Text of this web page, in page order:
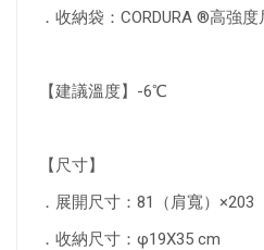
．收納袋：CORDURA ®高強
【建議溫度】-6℃
【尺寸】
．展開尺寸：81（肩寬）×203
．收納尺寸：φ19X35 cm